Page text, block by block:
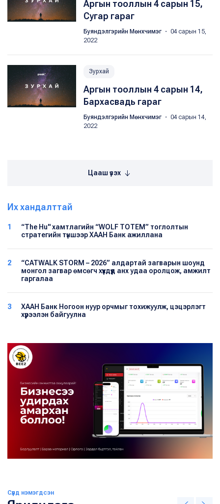
Аргын тооллын 4 сарын 15,
Сугар гараг
Буяндэлгэрийн Мөнхчимэг ・ 04 сарын 15,
2022
Зурхай
Аргын тооллын 4 сарын 14,
Бархасвадь гараг
Буяндэлгэрийн Мөнхчимэг ・ 04 сарын 14,
2022
Цааш үзэх
Их хандалттай
1
“The Hu" хамтлагийн “WOLF TOTEM” тоглолтын
стратегийн түншээр ХААН Банк ажиллана
2
“CATWALK STORM – 2026” алдартай загварын шоунд
монгол загвар өмсөгч хүүхдүүд анх удаа оролцож, амжилт
гаргалаа
3
ХААН Банк Ногоон нуур орчмыг тохижуулж, цэцэрлэгт
хүрээлэн байгуулна
Сүүлд нэмэгдсэн